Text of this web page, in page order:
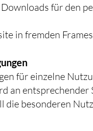
für den
in fremden
für einzelne
an
die besonderen